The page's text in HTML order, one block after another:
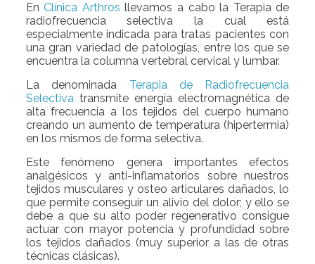
En Clínica Arthros llevamos a cabo la Terapia de
radiofrecuencia selectiva la cual está
especialmente indicada para tratas pacientes con
una gran variedad de patologías, entre los que se
encuentra la columna vertebral cervical y lumbar.
La denominada Terapia de Radiofrecuencia
Selectivatransmite energía electromagnética de
alta frecuencia a los tejidos del cuerpo humano
creando un aumento de temperatura (hipertermia)
en los mismos de forma selectiva.
Este fenómeno genera importantes efectos
analgésicos y anti-inflamatorios sobre nuestros
tejidos musculares y osteo articulares dañados, lo
que permite conseguir un alivio del dolor; y ello se
debe a que su alto poder regenerativo consigue
actuar con mayor potencia y profundidad sobre
los tejidos dañados (muy superior a las de otras
técnicas clásicas).